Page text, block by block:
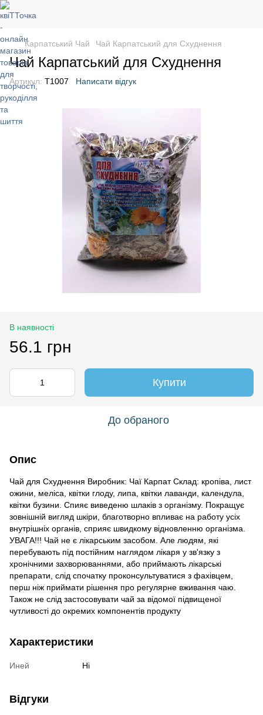
Карпатський Чай Чай Карпатський для Схуднення
Чай Карпатський для Схуднення
Артикул: T1007 Написати відгук
В наявності
56.1 грн
Купити
До обраного
Опис
Чай для Схуднення Виробник: Чаї Карпат Склад: кропіва, лист
ожини, меліса, квітки глоду, липа, квітки лаванди, календула,
квітки бузини. Спияє виведеню шлаків з організму. Покращує
зовнішній вигляд шкіри, благотворно впливає на работу усіх
внутрішніх органів, сприяє швидкому відновленню організма.
УВАГА!!! Чай не є лікарським засобом. Але людям, які
перебувають під постійним наглядом лікаря у зв'язку з
хронічними захворюваннями, або приймають лікарські
препарати, слід спочатку проконсультуватися з фахівцем,
перш ніж приймати рішення про регулярне вживання чаю.
Також не слід застосовувати чай за відомої підвищеної
чутливості до окремих компонентів продукту
Характеристики
Иней Ні
Відгуки